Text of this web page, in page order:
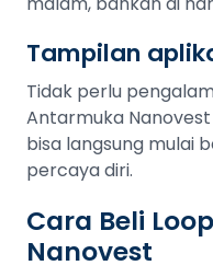
Tampilan
Tidak perlu
Antarmuka
bisa langsung mulai
percaya diri.
Cara Beli
Nanovest